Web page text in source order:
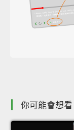
你可能會想看